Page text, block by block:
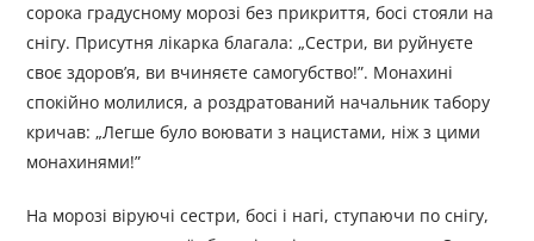
сорока градусному морозі без прикриття, босі стояли на
снігу. Присутня лікарка благала: „Сестри, ви руйнуєте
своє здоров’я, ви вчиняєте самогубство!”. Монахині
спокійно молилися, а роздратований начальник табору
кричав: „Легше було воювати з нацистами, ніж з цими
монахинями!”
На морозі віруючі сестри, босі і нагі, ступаючи по снігу,